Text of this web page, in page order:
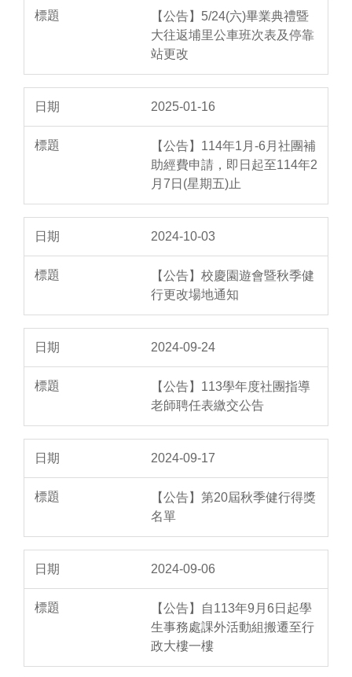
【公告】5/24(六)畢業典禮暨
大往返埔里公車班次表及停靠
站更改
2025-01-16
【公告】114年1月-6月社團補
助經費申請，即日起至114年2
月7日(星期五)止
2024-10-03
【公告】校慶園遊會暨秋季健
行更改場地通知
2024-09-24
【公告】113學年度社團指導
老師聘任表繳交公告
2024-09-17
【公告】第20屆秋季健行得獎
名單
2024-09-06
【公告】自113年9月6日起學
生事務處課外活動組搬遷至行
政大樓一樓